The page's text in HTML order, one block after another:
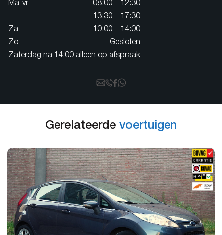
Ma-vr
08:00 – 12:30
13:30 – 17:30
Za
10:00 – 14:00
Zo
Gesloten
Zaterdag na 14:00 alleen op afspraak
Gerelateerde voertuigen